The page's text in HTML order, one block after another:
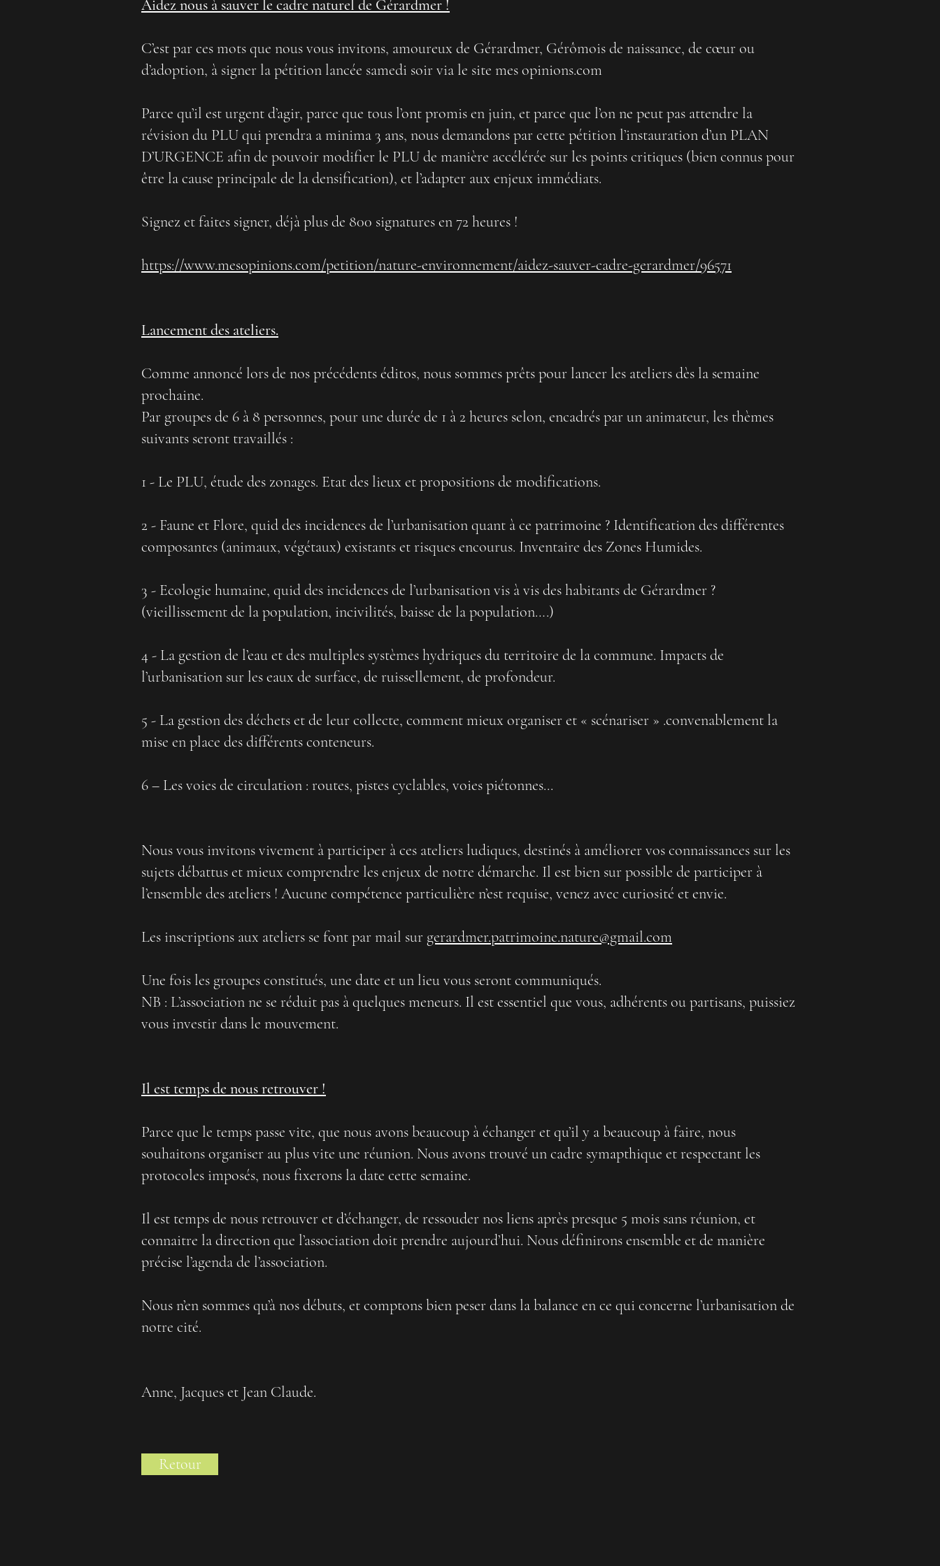
Aidez nous à sauver le cadre naturel de Gérardmer !
C’est par ces mots que nous vous invitons, amoureux de Gérardmer, Gérômois de naissance, de cœur ou
d’adoption, à signer la pétition lancée samedi soir via le site mes opinions.com
Parce qu’il est urgent d’agir, parce que tous l’ont promis en juin, et parce que l’on ne peut pas attendre la
révision du PLU qui prendra a minima 3 ans, nous demandons par cette pétition l’instauration d’un PLAN
D’URGENCE afin de pouvoir modifier le PLU de manière accélérée sur les points critiques (bien connus pour
être la cause principale de la densification), et l’adapter aux enjeux immédiats.
Signez et faites signer, déjà plus de 800 signatures en 72 heures !
https://www.mesopinions.com/petition/nature-environnement/aidez-sauver-cadre-gerardmer/96571
Lancement des ateliers.
Comme annoncé lors de nos précédents éditos, nous sommes prêts pour lancer les ateliers dès la semaine
prochaine.
Par groupes de 6 à 8 personnes, pour une durée de 1 à 2 heures selon, encadrés par un animateur, les thèmes
suivants seront travaillés :
1 - Le PLU, étude des zonages. Etat des lieux et propositions de modifications.
2 - Faune et Flore, quid des incidences de l’urbanisation quant à ce patrimoine ? Identification des différentes
composantes (animaux, végétaux) existants et risques encourus. Inventaire des Zones Humides.
3 - Ecologie humaine, quid des incidences de l’urbanisation vis à vis des habitants de Gérardmer ?
(vieillissement de la population, incivilités, baisse de la population….)
4 - La gestion de l’eau et des multiples systèmes hydriques du territoire de la commune. Impacts de
l’urbanisation sur les eaux de surface, de ruissellement, de profondeur.
5 - La gestion des déchets et de leur collecte, comment mieux organiser et « scénariser » .convenablement la
mise en place des différents conteneurs.
6 – Les voies de circulation : routes, pistes cyclables, voies piétonnes...
Nous vous invitons vivement à participer à ces ateliers ludiques, destinés à améliorer vos connaissances sur les
sujets débattus et mieux comprendre les enjeux de notre démarche. Il est bien sur possible de participer à
l’ensemble des ateliers ! Aucune compétence particulière n’est requise, venez avec curiosité et envie.
Les inscriptions aux ateliers se font par mail sur gerardmer.patrimoine.nature@gmail.com
Une fois les groupes constitués, une date et un lieu vous seront communiqués.
NB : L’association ne se réduit pas à quelques meneurs. Il est essentiel que vous, adhérents ou partisans, puissiez
vous investir dans le mouvement.
Il est temps de nous retrouver !
Parce que le temps passe vite, que nous avons beaucoup à échanger et qu’il y a beaucoup à faire, nous
souhaitons organiser au plus vite une réunion. Nous avons trouvé un cadre symapthique et respectant les
protocoles imposés, nous fixerons la date cette semaine.
Il est temps de nous retrouver et d’échanger, de ressouder nos liens après presque 5 mois sans réunion, et
connaitre la direction que l’association doit prendre aujourd’hui. Nous définirons ensemble et de manière
précise l’agenda de l’association.
Nous n’en sommes qu’à nos débuts, et comptons bien peser dans la balance en ce qui concerne l’urbanisation de
notre cité.
Anne, Jacques et Jean Claude.
Retour